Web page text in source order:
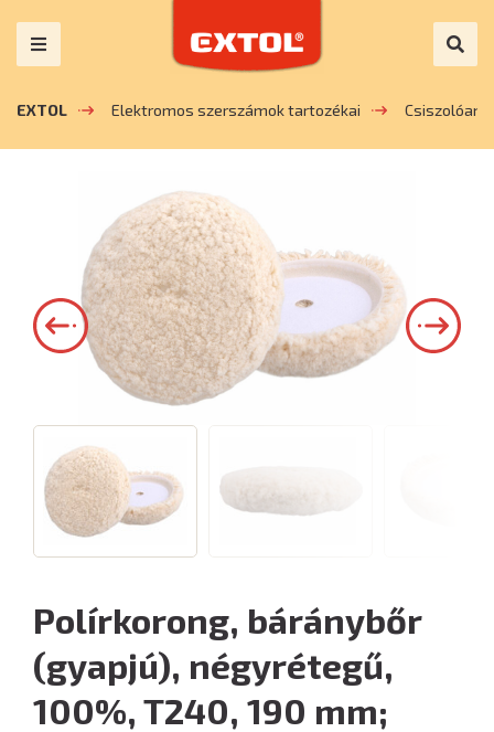
EXTOL Elektromos szerszámok tartozékai
Polírkorong, báránybőr
(gyapjú), négyrétegű,
100%, T240, 190 mm;